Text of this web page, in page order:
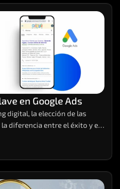
en Google Ads
digital, la elección de las
diferencia entre el éxito y el
tener el poder de